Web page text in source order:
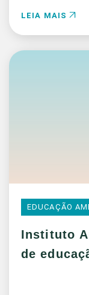
LEIA MAIS
EDUCAÇÃO
Instituto
de